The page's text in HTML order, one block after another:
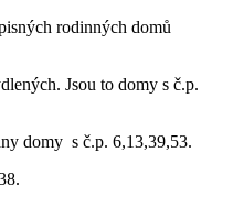
rodinných domů
Jsou to domy s č.p.
domy s č.p. 6,13,39,53.